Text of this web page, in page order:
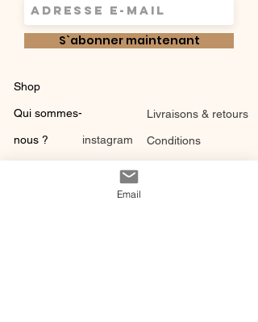
S`abonner maintenant
Shop
Qui sommes-
nous ? instagram
Livraisons & retours
Conditions
Email